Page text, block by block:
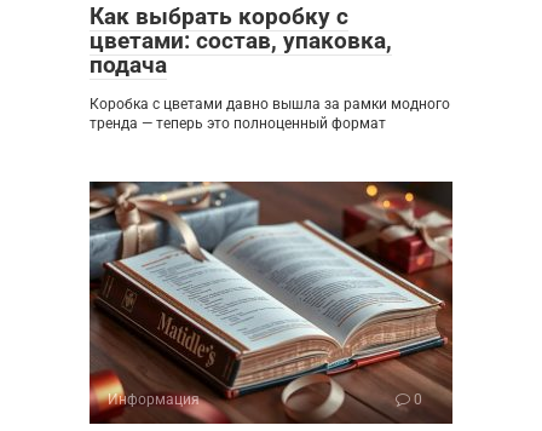
Как выбрать коробку с
цветами: состав, упаковка,
подача
Коробка с цветами давно вышла за рамки модного
тренда — теперь это полноценный формат
Информация 0